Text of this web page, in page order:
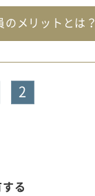
メリットとは？
2
る